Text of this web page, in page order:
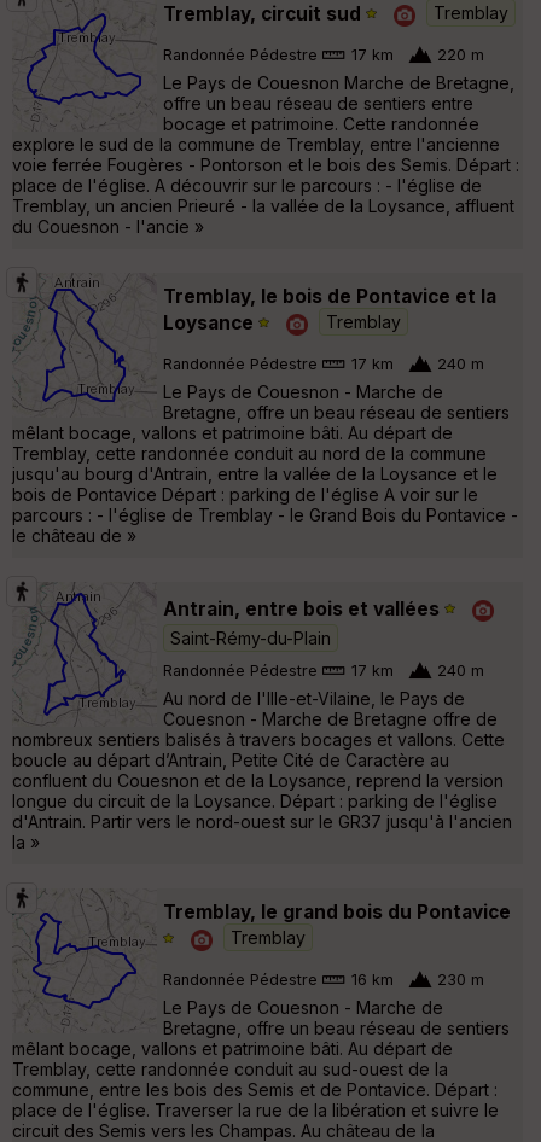
Tremblay, circuit sud Tremblay
Randonnée Pédestre 17 km 220 m
Le Pays de Couesnon Marche de Bretagne,
offre un beau réseau de sentiers entre
bocage et patrimoine. Cette randonnée
explore le sud de la commune de Tremblay, entre l'ancienne
voie ferrée Fougères - Pontorson et le bois des Semis. Départ :
place de l'église. A découvrir sur le parcours : - l'église de
Tremblay, un ancien Prieuré - la vallée de la Loysance, affluent
du Couesnon - l'ancie »
Tremblay, le bois de Pontavice et la
Loysance
Tremblay
Randonnée Pédestre 17 km 240 m
Le Pays de Couesnon - Marche de
Bretagne, offre un beau réseau de sentiers
mêlant bocage, vallons et patrimoine bâti. Au départ de
Tremblay, cette randonnée conduit au nord de la commune
jusqu'au bourg d'Antrain, entre la vallée de la Loysance et le
bois de Pontavice Départ : parking de l'église A voir sur le
parcours : - l'église de Tremblay - le Grand Bois du Pontavice -
le château de »
Antrain, entre bois et vallées
Saint-Rémy-du-Plain
Randonnée Pédestre 17 km 240 m
Au nord de l'Ille-et-Vilaine, le Pays de
Couesnon - Marche de Bretagne offre de
nombreux sentiers balisés à travers bocages et vallons. Cette
boucle au départ d’Antrain, Petite Cité de Caractère au
confluent du Couesnon et de la Loysance, reprend la version
longue du circuit de la Loysance. Départ : parking de l'église
d'Antrain. Partir vers le nord-ouest sur le GR37 jusqu'à l'ancien
la »
Tremblay, le grand bois du Pontavice
Tremblay
Randonnée Pédestre 16 km 230 m
Le Pays de Couesnon - Marche de
Bretagne, offre un beau réseau de sentiers
mêlant bocage, vallons et patrimoine bâti. Au départ de
Tremblay, cette randonnée conduit au sud-ouest de la
commune, entre les bois des Semis et de Pontavice. Départ :
place de l'église. Traverser la rue de la libération et suivre le
circuit des Semis vers les Champas. Au château de la